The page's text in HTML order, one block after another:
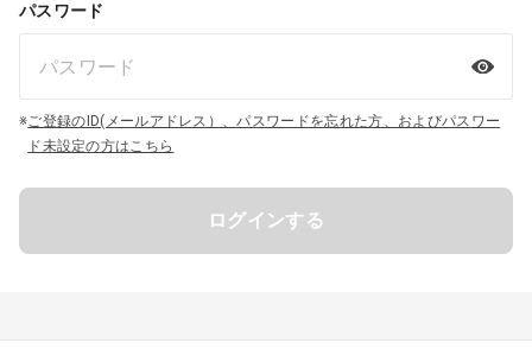
パスワード
※ご登録のID(メールアドレス）、パスワードを忘れた方、およびパスワー
ド未設定の方はこちら
ログインする